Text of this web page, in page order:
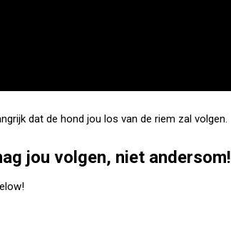
dat de hond jou los van de riem zal volgen.
jou volgen, niet andersom!